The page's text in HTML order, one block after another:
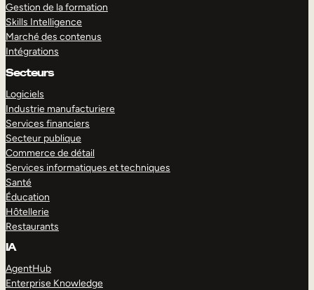
Gestion de la formation
Skills Intelligence
Marché des contenus
Intégrations
Secteurs
Logiciels
Industrie manufacturiere
Services financiers
Secteur publique
Commerce de détail
Services informatiques et techniques
Santé
Éducation
Hôtellerie
Restaurants
IA
AgentHub
Enterprise Knowledge